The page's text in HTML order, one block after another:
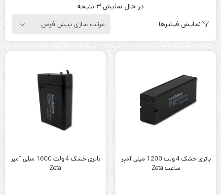
در حال نمایش 3 نتیجه
نمایش فیلترها
باتری خشک 4 ولت 1200 میلی آمپر
ساعت Zeta
باتری خشک 4 ولت 1600 میلی آمپر
Zeta